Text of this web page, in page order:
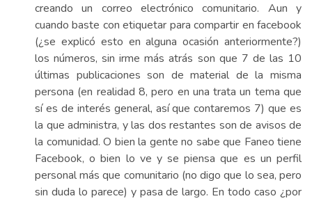
creando un correo electrónico comunitario. Aun y
cuando baste con etiquetar para compartir en facebook
(¿se explicó esto en alguna ocasión anteriormente?)
los números, sin irme más atrás son que 7 de las 10
últimas publicaciones son de material de la misma
persona (en realidad 8, pero en una trata un tema que
sí es de interés general, así que contaremos 7) que es
la que administra, y las dos restantes son de avisos de
la comunidad. O bien la gente no sabe que Faneo tiene
Facebook, o bien lo ve y se piensa que es un perfil
personal más que comunitario (no digo que lo sea, pero
sin duda lo parece) y pasa de largo. En todo caso ¿por